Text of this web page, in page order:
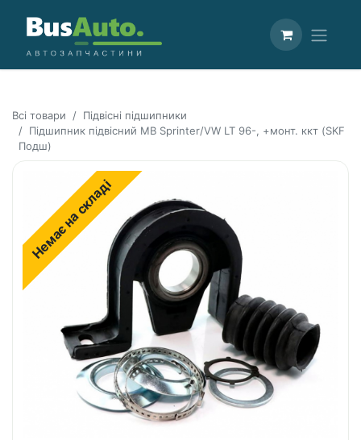
Всі товари
Підвісні підшипники
Підшипник підвісний MB Sprinter/VW LT 96-, +монт. ккт (SKF
Подш)
Немає на складі